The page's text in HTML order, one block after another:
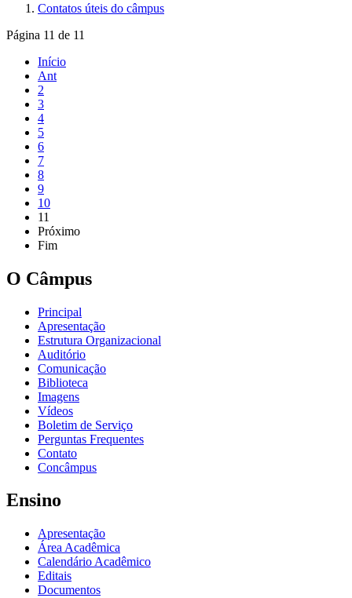
Contatos úteis do câmpus
Página 11 de 11
Início
Ant
2
3
4
5
6
7
8
9
10
11
Próximo
Fim
O Câmpus
Principal
Apresentação
Estrutura Organizacional
Auditório
Comunicação
Biblioteca
Imagens
Vídeos
Boletim de Serviço
Perguntas Frequentes
Contato
Concâmpus
Ensino
Apresentação
Área Acadêmica
Calendário Acadêmico
Editais
Documentos